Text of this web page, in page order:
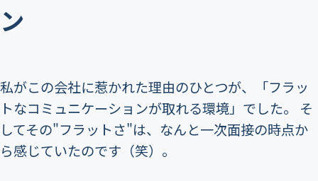
ン
私がこの会社に惹かれた理由のひとつが、「フラッ
トなコミュニケーションが取れる環境」でした。 そ
してその"フラットさ"は、なんと一次面接の時点か
ら感じていたのです（笑）。